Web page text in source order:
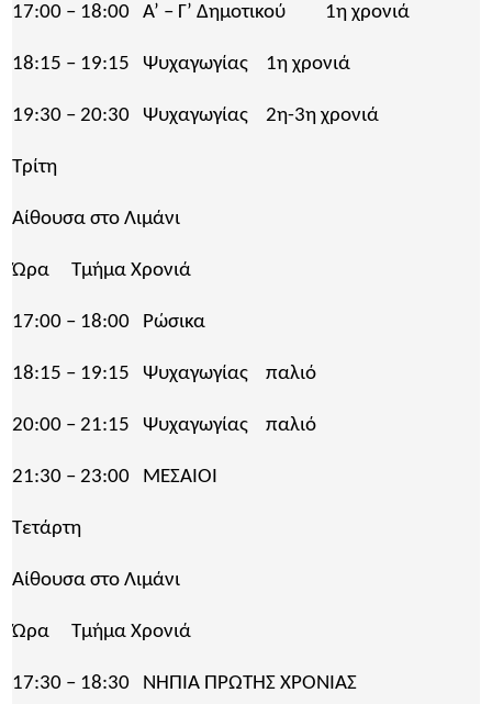
17:00 – 18:00 Α’ – Γ’ Δημοτικού 1η χρονιά
18:15 – 19:15 Ψυχαγωγίας 1η χρονιά
19:30 – 20:30 Ψυχαγωγίας 2η-3η χρονιά
Τρίτη
Αίθουσα στο Λιμάνι
Ώρα Τμήμα Χρονιά
17:00 – 18:00 Ρώσικα
18:15 – 19:15 Ψυχαγωγίας παλιό
20:00 – 21:15 Ψυχαγωγίας παλιό
21:30 – 23:00 ΜΕΣΑΙΟΙ
Τετάρτη
Αίθουσα στο Λιμάνι
Ώρα Τμήμα Χρονιά
17:30 – 18:30 ΝΗΠΙΑ ΠΡΩΤΗΣ ΧΡΟΝΙΑΣ